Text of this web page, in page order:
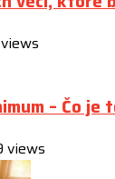
– Čo je
views